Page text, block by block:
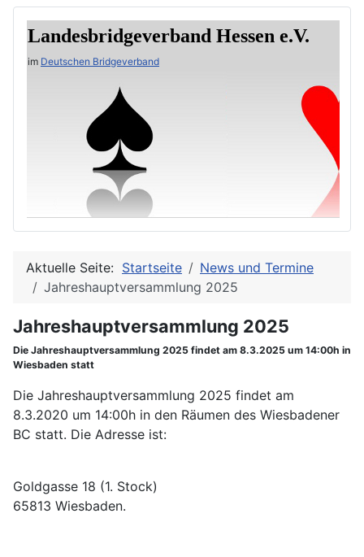
Landesbridgeverband Hessen e.V.
im Deutschen Bridgeverband
Aktuelle Seite: Startseite
News und Termine
Jahreshauptversammlung 2025
Jahreshauptversammlung 2025
Die Jahreshauptversammlung 2025 findet am 8.3.2025 um 14:00h in
Wiesbaden statt
Die Jahreshauptversammlung 2025 findet am
8.3.2020 um 14:00h in den Räumen des Wiesbadener
BC statt. Die Adresse ist:
Goldgasse 18 (1. Stock)
65813 Wiesbaden.